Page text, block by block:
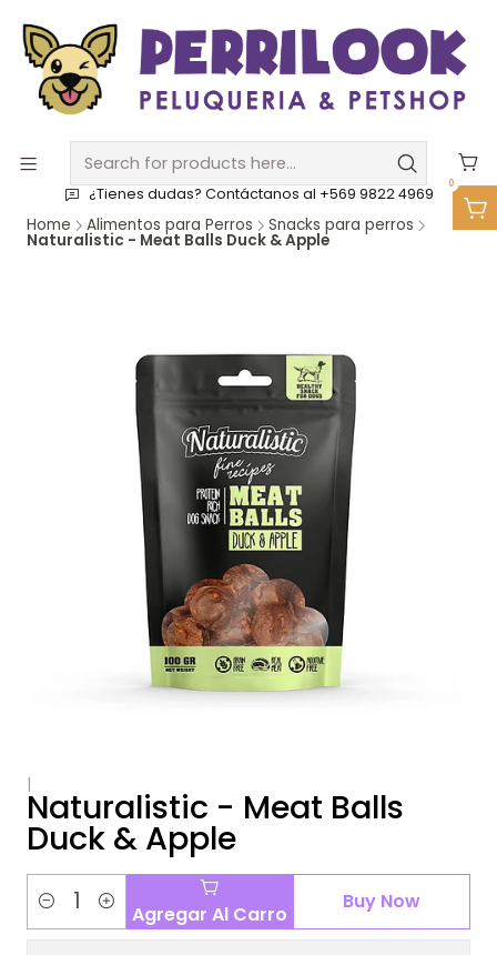
0
¿Tienes dudas? Contáctanos al +569 9822 4969
Home Alimentos para Perros Snacks para perros
Naturalistic - Meat Balls Duck & Apple
|
Naturalistic - Meat Balls
Duck & Apple
Cantidad Agregar Al Carro
Buy Now